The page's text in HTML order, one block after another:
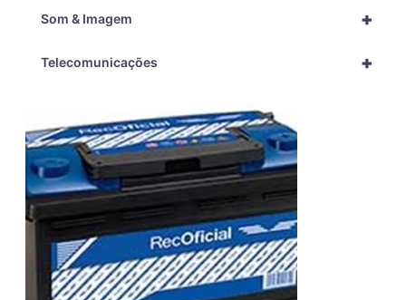
+
Som & Imagem
+
Telecomunicações